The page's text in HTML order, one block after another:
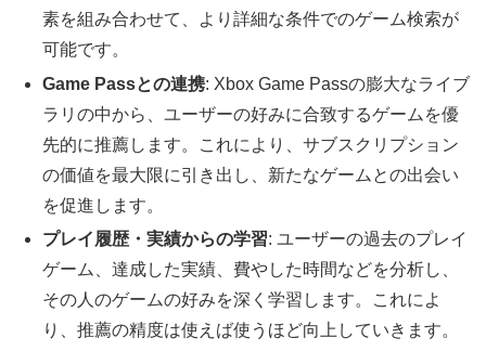
素を組み合わせて、より詳細な条件でのゲーム検索が
可能です。
Game Passとの連携: Xbox Game Passの膨大なライブ
ラリの中から、ユーザーの好みに合致するゲームを優
先的に推薦します。これにより、サブスクリプション
の価値を最大限に引き出し、新たなゲームとの出会い
を促進します。
プレイ履歴・実績からの学習: ユーザーの過去のプレイ
ゲーム、達成した実績、費やした時間などを分析し、
その人のゲームの好みを深く学習します。これによ
り、推薦の精度は使えば使うほど向上していきます。